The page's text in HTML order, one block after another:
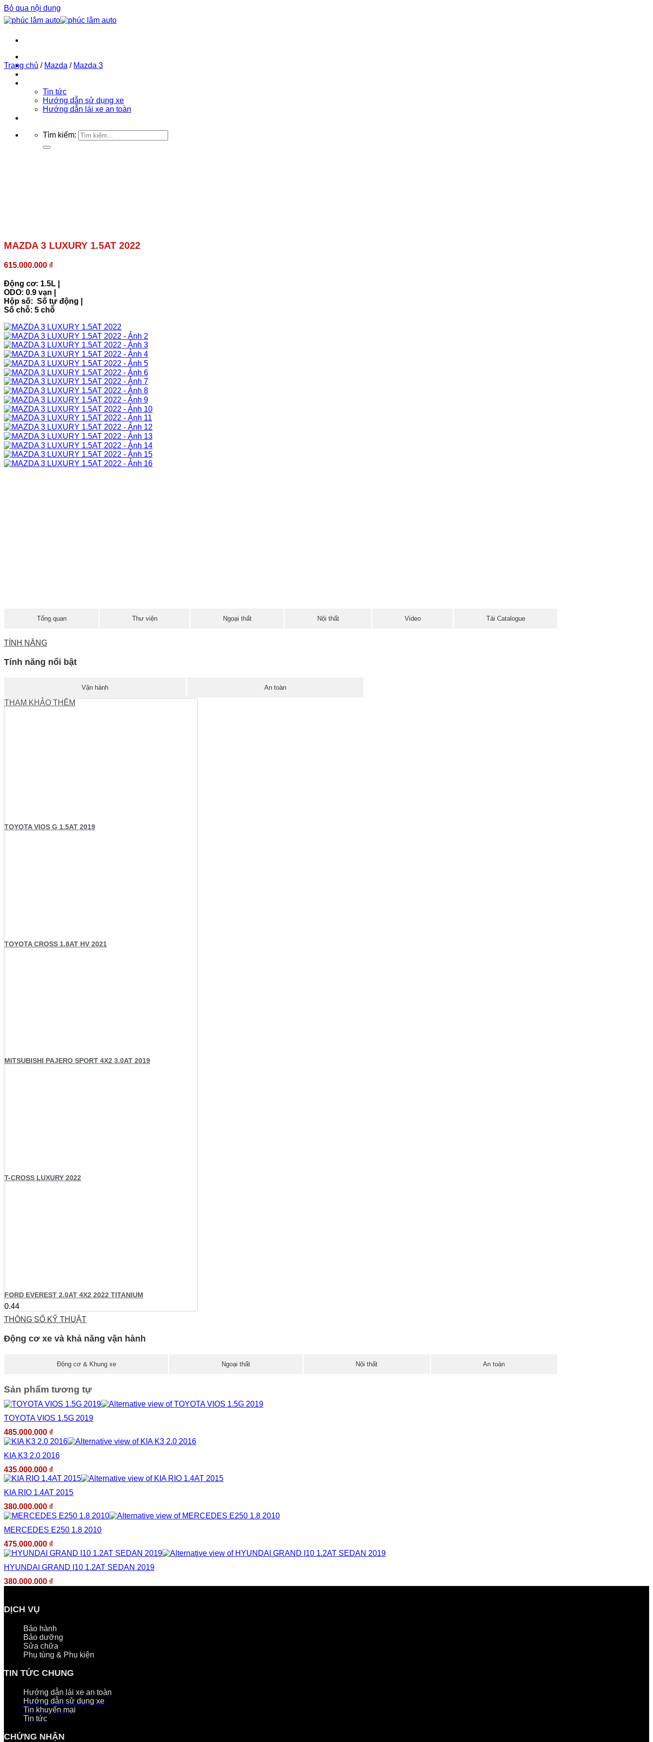
Bỏ qua nội dung
Phúc Lâm Auto
Tin tức
Hướng dẫn sử dụng xe
Hướng dẫn lái xe an toàn
Tìm kiếm:
Trang chủ / Mazda / Mazda 3
MAZDA 3 LUXURY 1.5AT 2022
615.000.000 ₫
Động cơ: 1.5L |
ODO: 0.9 vạn |
Hộp số: Số tự động |
Số chỗ: 5 chỗ
Tổng quan Thư viện Ngoại thất Nội thất Video Tải Catalogue
TÍNH NĂNG
Tính năng nổi bật
Vận hành An toàn
THAM KHẢO THÊM
TOYOTA VIOS G 1.5AT 2019
TOYOTA CROSS 1.8AT HV 2021
MITSUBISHI PAJERO SPORT 4X2 3.0AT 2019
T-CROSS LUXURY 2022
FORD EVEREST 2.0AT 4X2 2022 TITANIUM
THÔNG SỐ KỸ THUẬT
Động cơ xe và khả năng vận hành
Động cơ & Khung xe Ngoại thất Nội thất An toàn
Sản phẩm tương tự
TOYOTA VIOS 1.5G 2019
485.000.000 ₫
KIA K3 2.0 2016
435.000.000 ₫
KIA RIO 1.4AT 2015
380.000.000 ₫
MERCEDES E250 1.8 2010
475.000.000 ₫
HYUNDAI GRAND I10 1.2AT SEDAN 2019
380.000.000 ₫
DỊCH VỤ
Bảo hành
Bảo dưỡng
Sửa chữa
Phụ tùng & Phụ kiện
TIN TỨC CHUNG
Hướng dẫn lái xe an toàn
Hướng dẫn sử dụng xe
Tin khuyến mại
Tin tức
CHỨNG NHẬN